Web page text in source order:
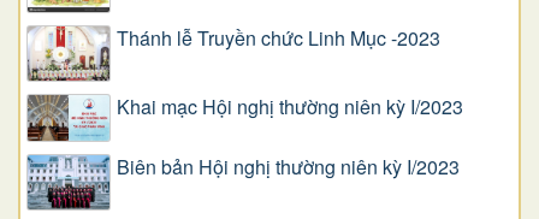
Thánh lễ Truyền chức Linh Mục -2023
Khai mạc Hội nghị thường niên kỳ I/2023
Biên bản Hội nghị thường niên kỳ I/2023